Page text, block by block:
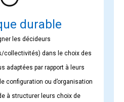
durable
les décideurs
collectivités) dans le choix des
adaptées par rapport à leurs
configuration ou d’organisation
à structurer leurs choix de